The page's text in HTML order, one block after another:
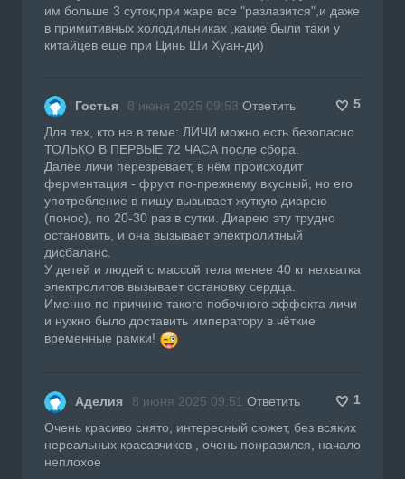
им больше 3 суток,при жаре все "разлазится",и даже
в примитивных холодильниках ,какие были таки у
китайцев еще при Цинь Ши Хуан-ди)
Гостья 8 июня 2025 09:53 Ответить
5
Для тех, кто не в теме: ЛИЧИ можно есть безопасно
ТОЛЬКО В ПЕРВЫЕ 72 ЧАСА после сбора.
Далее личи перезревает, в нём происходит
ферментация - фрукт по-прежнему вкусный, но его
употребление в пищу вызывает жуткую диарею
(понос), по 20-30 раз в сутки. Диарею эту трудно
остановить, и она вызывает электролитный
дисбаланс.
У детей и людей с массой тела менее 40 кг нехватка
электролитов вызывает остановку сердца.
Именно по причине такого побочного эффекта личи
и нужно было доставить императору в чёткие
временные рамки!
Аделия 8 июня 2025 09:51 Ответить
1
Очень красиво снято, интересный сюжет, без всяких
нереальных красавчиков , очень понравился, начало
неплохое